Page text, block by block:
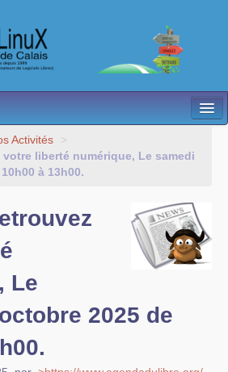
Activités
>
liberté numérique, Le samedi
à 13h00.
Le
2025 de